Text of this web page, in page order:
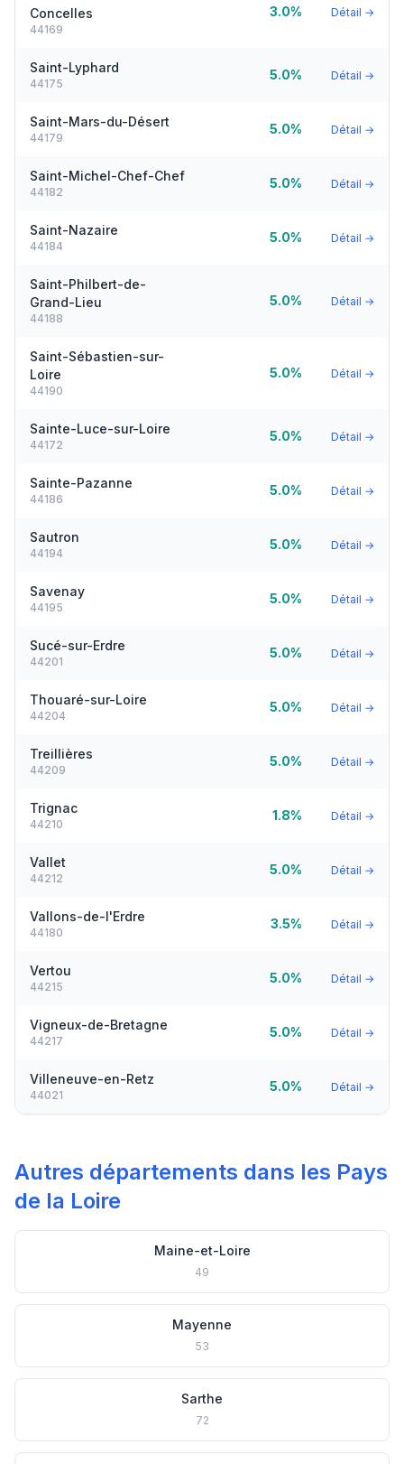
Concelles
44169
3.0% Détail →
Saint-Lyphard
44175
5.0% Détail →
Saint-Mars-du-Désert
44179
5.0% Détail →
Saint-Michel-Chef-Chef
44182
5.0% Détail →
Saint-Nazaire
44184
5.0% Détail →
Saint-Philbert-de-
Grand-Lieu
44188
5.0% Détail →
Saint-Sébastien-sur-
Loire
44190
5.0% Détail →
Sainte-Luce-sur-Loire
44172
5.0% Détail →
Sainte-Pazanne
44186
5.0% Détail →
Sautron
44194
5.0% Détail →
Savenay
44195
5.0% Détail →
Sucé-sur-Erdre
44201
5.0% Détail →
Thouaré-sur-Loire
44204
5.0% Détail →
Treillières
44209
5.0% Détail →
Trignac
44210
1.8% Détail →
Vallet
44212
5.0% Détail →
Vallons-de-l'Erdre
44180
3.5% Détail →
Vertou
44215
5.0% Détail →
Vigneux-de-Bretagne
44217
5.0% Détail →
Villeneuve-en-Retz
44021
5.0% Détail →
Autres départements dans les Pays
de la Loire
Maine-et-Loire
49
Mayenne
53
Sarthe
72